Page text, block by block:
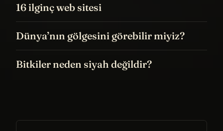
16 ilginç web sitesi
Dünya’nın gölgesini görebilir miyiz?
Bitkiler neden siyah değildir?